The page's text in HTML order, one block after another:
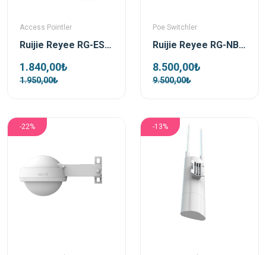
Access Pointler
Ruijie Reyee RG-EST100-E 2.4Ghz 300 Mbps Dış Ortam Noktadan Noktaya Acces Point (Kutu İçeriği 2 Adet )
1.840,00₺
1.950,00₺
Poe Switchler
Ruijie Reyee RG-NBS3100-8GT2SFP-P-V2 8 Portlu 10/100/1000 Gigabit + 2 Sfp 8 Port Poe L2 Yönetilebilir Switch
8.500,00₺
9.500,00₺
-22% -13%